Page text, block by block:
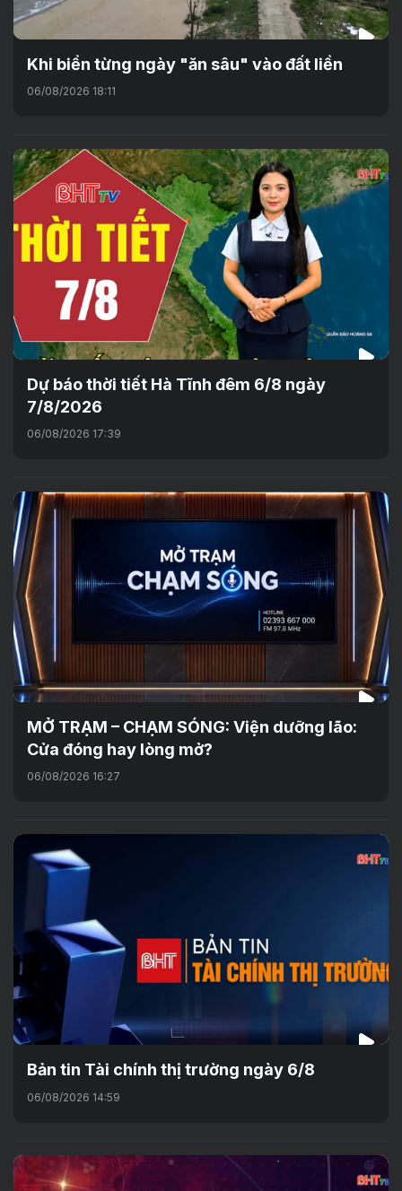
Khi biển từng ngày "ăn sâu" vào đất liền
06/08/2026 18:11
Dự báo thời tiết Hà Tĩnh đêm 6/8 ngày
7/8/2026
06/08/2026 17:39
MỞ TRẠM – CHẠM SÓNG: Viện dưỡng lão:
Cửa đóng hay lòng mở?
06/08/2026 16:27
Bản tin Tài chính thị trường ngày 6/8
06/08/2026 14:59